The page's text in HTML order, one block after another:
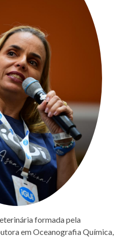
formada pela
em Oceanografia Química,